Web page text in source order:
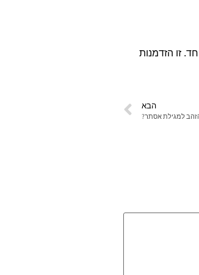
זו הזדמנות
הבא